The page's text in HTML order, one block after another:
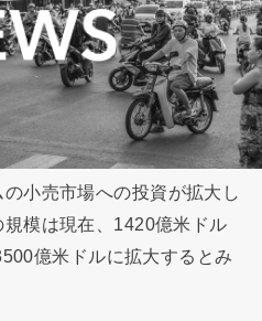
小売市場への投資が拡大し
模は現在、1420億米ドル
億米ドルに拡大するとみ